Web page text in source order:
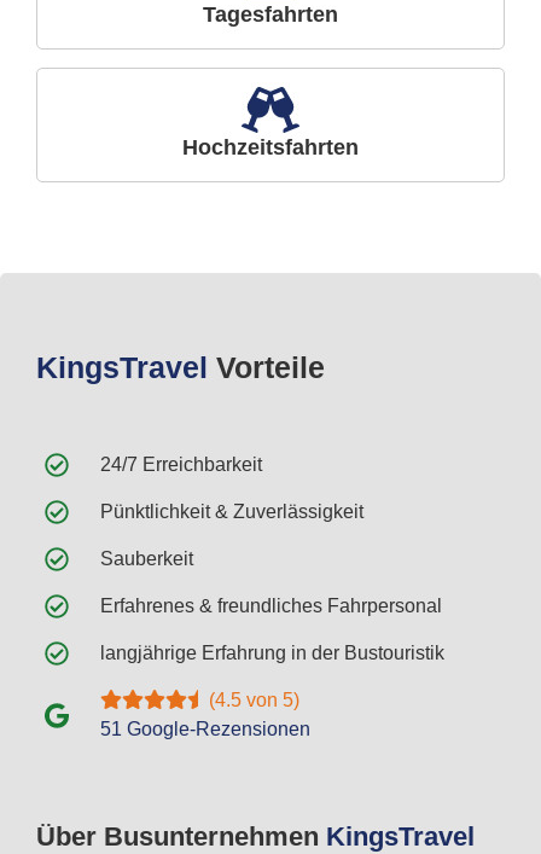
Tagesfahrten
Hochzeitsfahrten
Über Busunternehmen KingsTravel
KingsTravel Vorteile
24/7 Erreichbarkeit
Pünktlichkeit & Zuverlässigkeit
Sauberkeit
Erfahrenes & freundliches Fahrpersonal
langjährige Erfahrung in der Bustouristik
(4.5 von 5)
51 Google-Rezensionen